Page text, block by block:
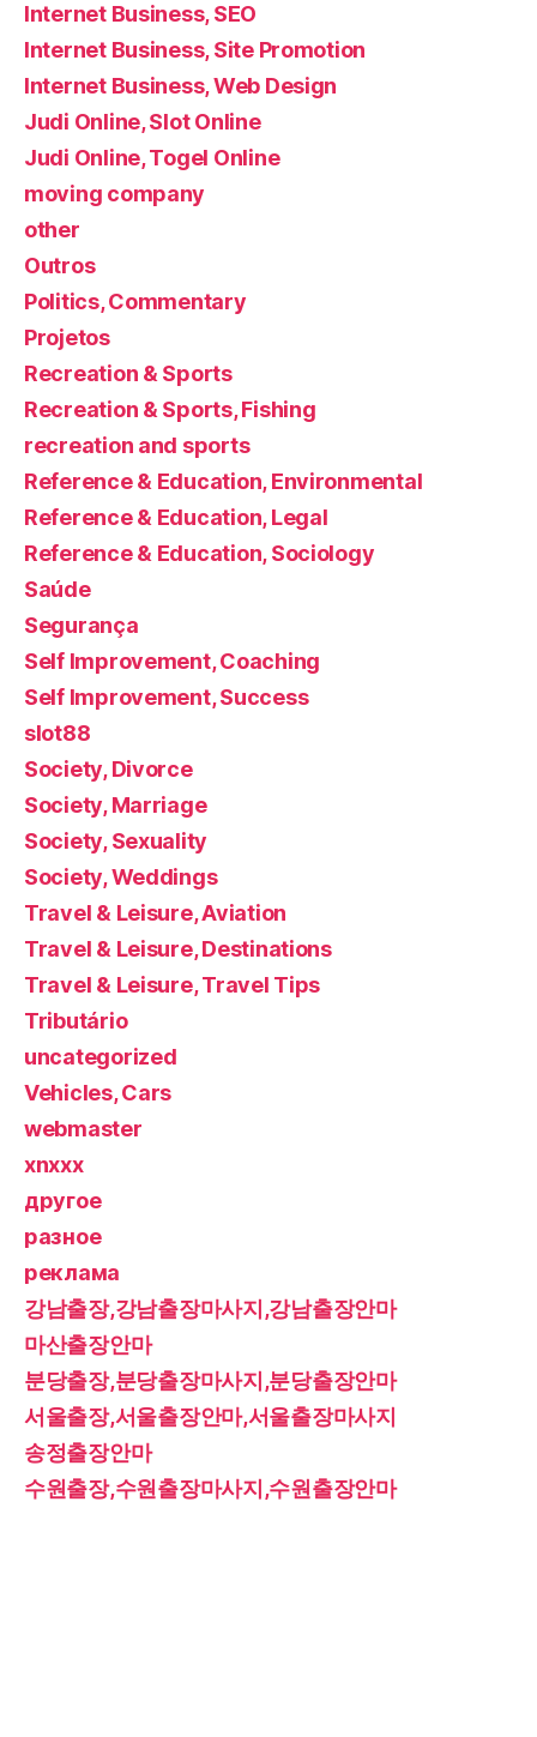
Internet Business, SEO
Internet Business, Site Promotion
Internet Business, Web Design
Judi Online, Slot Online
Judi Online, Togel Online
moving company
other
Outros
Politics, Commentary
Projetos
Recreation & Sports
Recreation & Sports, Fishing
recreation and sports
Reference & Education, Environmental
Reference & Education, Legal
Reference & Education, Sociology
Saúde
Segurança
Self Improvement, Coaching
Self Improvement, Success
slot88
Society, Divorce
Society, Marriage
Society, Sexuality
Society, Weddings
Travel & Leisure, Aviation
Travel & Leisure, Destinations
Travel & Leisure, Travel Tips
Tributário
uncategorized
Vehicles, Cars
webmaster
xnxxx
другое
разное
реклама
강남출장,강남출장마사지,강남출장안마
마산출장안마
분당출장,분당출장마사지,분당출장안마
서울출장,서울출장안마,서울출장마사지
송정출장안마
수원출장,수원출장마사지,수원출장안마